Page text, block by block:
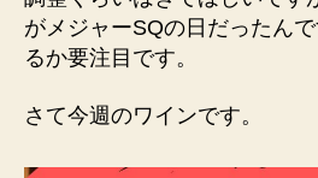
がメジャーSQの日だったん
るか要注目です。
さて今週のワインです。